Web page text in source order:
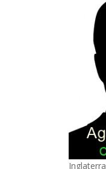
Inglaterra